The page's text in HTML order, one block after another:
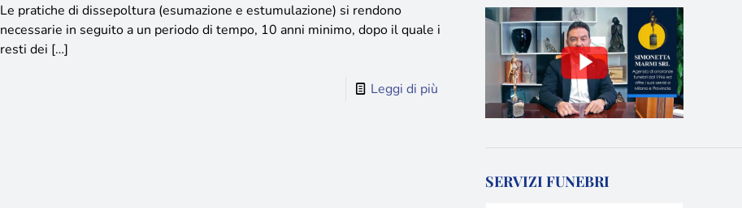
Le pratiche di dissepoltura (esumazione e estumulazione) si rendono
necessarie in seguito a un periodo di tempo, 10 anni minimo, dopo il quale i
resti dei […]
Leggi di più
SERVIZI FUNEBRI